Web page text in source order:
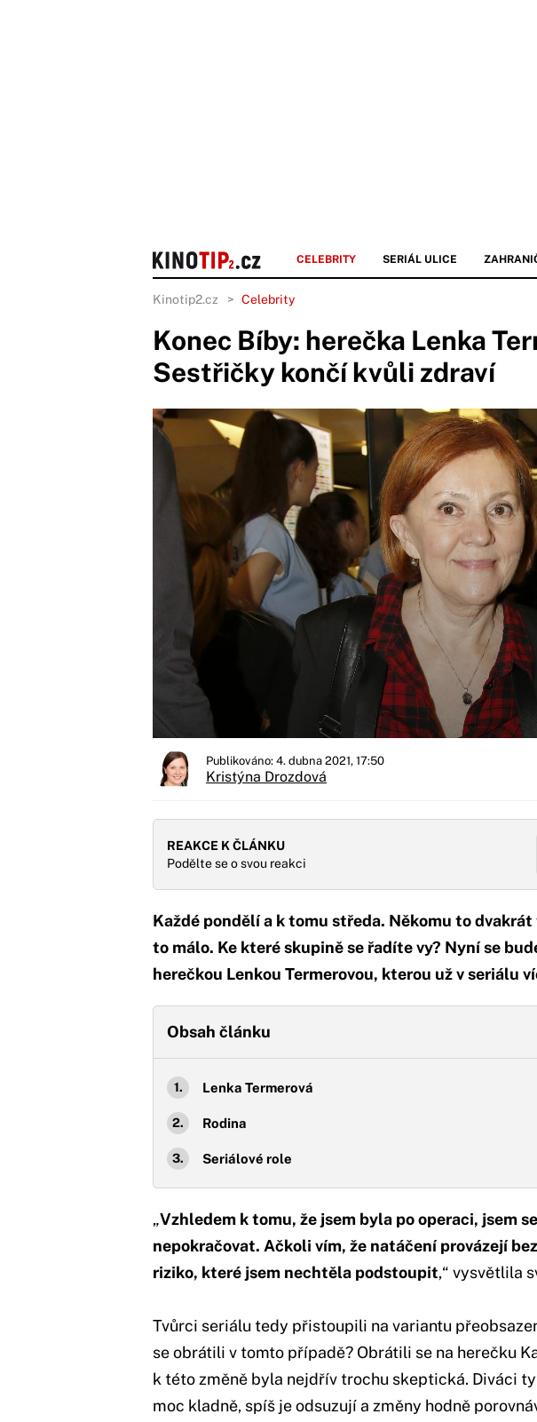
CELEBRITY SERIÁL ULICE
Kinotip2.cz Celebrity
Konec Bíby: herečka Lenka
Sestřičky končí kvůli zdraví
Publikováno: 4. dubna 2021, 17:50
Kristýna Drozdová
REAKCE K ČLÁNKU
Podělte se o svou reakci
Každé pondělí a k tomu středa. Někomu to
to málo. Ke které skupině se řadíte vy? Nyní se
herečkou Lenkou Termerovou, kterou už v seriálu
Obsah článku
Lenka Termerová
Rodina
Seriálové role
„Vzhledem k tomu, že jsem byla po operaci, jsem
nepokračovat. Ačkoli vím, že natáčení provázejí
riziko, které jsem nechtěla podstoupit,“ vysvětlila
Tvůrci seriálu tedy přistoupili na variantu
se obrátili v tomto případě? Obrátili se na herečku
k této změně byla nejdřív trochu skeptická. Diváci
moc kladně, spíš je odsuzují a změny hodně